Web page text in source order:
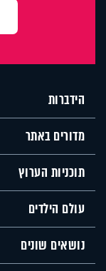
הידברות
מדורים באתר
תוכניות הערוץ
עולם הילדים
נושאים שונים